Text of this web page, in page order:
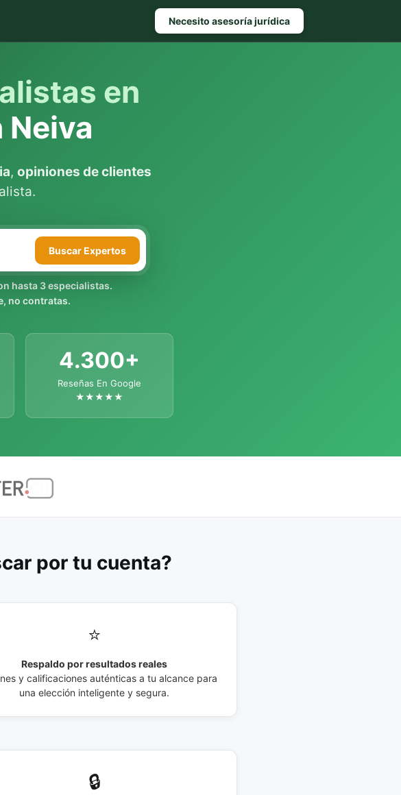
Necesito asesoría jurídica
en
Neiva
, opiniones de clientes
BuscarExpertos
hasta 3 especialistas.
no contratas.
4.300+
Reseñas En Google
★★★★★
por tu cuenta?
⭐
Respaldo por resultados reales
y calificaciones auténticas a tu alcance para
una elección inteligente y segura.
🔒